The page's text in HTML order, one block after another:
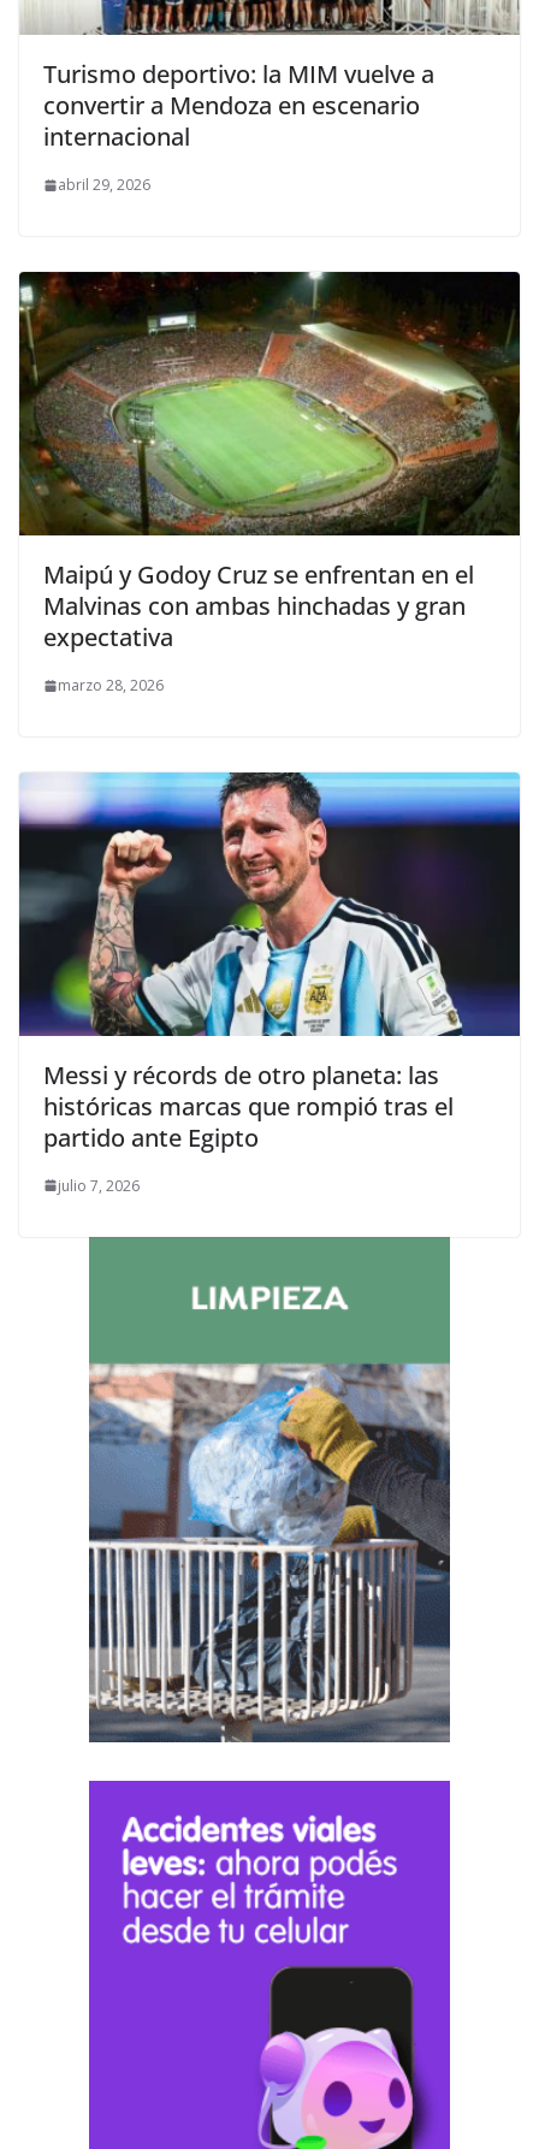
Turismo deportivo: la MIM vuelve a
convertir a Mendoza en escenario
internacional
abril 29, 2026
Maipú y Godoy Cruz se enfrentan en el
Malvinas con ambas hinchadas y gran
expectativa
marzo 28, 2026
Messi y récords de otro planeta: las
históricas marcas que rompió tras el
partido ante Egipto
julio 7, 2026